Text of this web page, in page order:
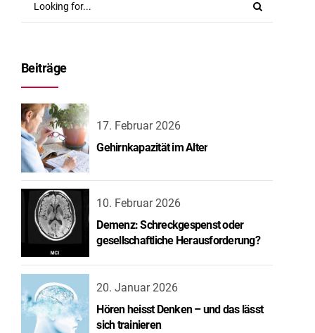
Beiträge
17. Februar 2026
Gehirnkapazität im Alter
10. Februar 2026
Demenz: Schreckgespenst oder
gesellschaftliche Herausforderung?
20. Januar 2026
Hören heisst Denken – und das lässt
sich trainieren